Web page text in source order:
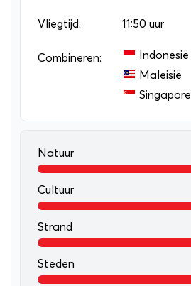
Vliegtijd: 11:50 uur
Combineren: Indonesië
Maleisië
Singapore
Natuur
Cultuur
Strand
Steden